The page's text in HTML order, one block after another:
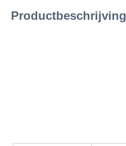
Productbeschrijving